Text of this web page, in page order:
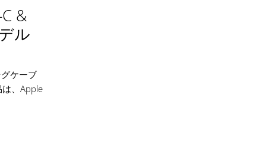
&
ル
ケーブ
、Apple